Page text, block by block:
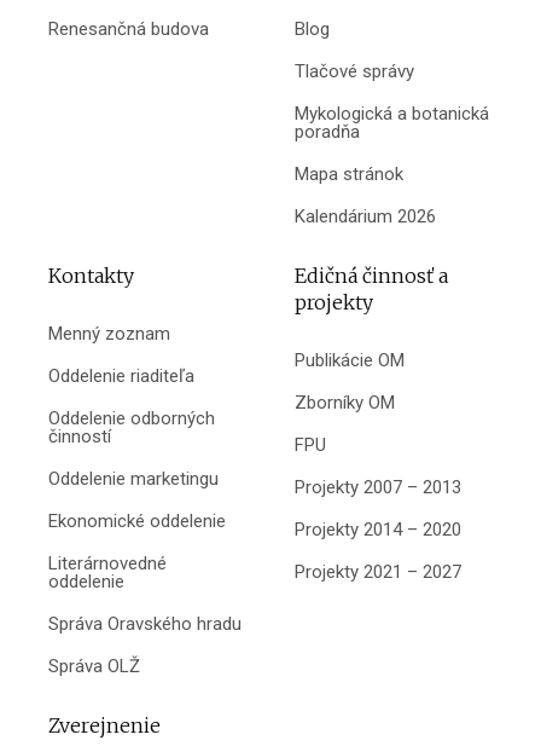
Renesančná budova
Blog
Tlačové správy
Mykologická a botanická
poradňa
Mapa stránok
Kalendárium 2026
Kontakty
Menný zoznam
Oddelenie riaditeľa
Oddelenie odborných
činností
Oddelenie marketingu
Ekonomické oddelenie
Literárnovedné
oddelenie
Správa Oravského hradu
Správa OLŽ
Edičná činnosť a
projekty
Publikácie OM
Zborníky OM
FPU
Projekty 2007 – 2013
Projekty 2014 – 2020
Projekty 2021 – 2027
Zverejnenie